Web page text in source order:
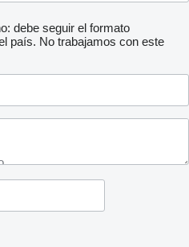
debe seguir el formato
país. No trabajamos con este